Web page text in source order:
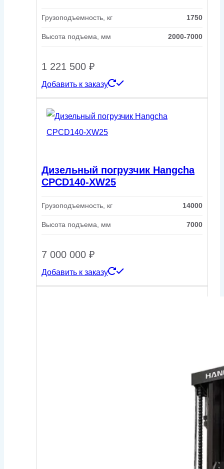
Грузоподъемность, кг 1750
Высота подъема, мм 2000-7000
1 221 500 ₽
Добавить к заказу
Дизельный погрузчик Hangcha
CPCD140-XW25
Грузоподъемность, кг 14000
Высота подъема, мм 7000
7 000 000 ₽
Добавить к заказу